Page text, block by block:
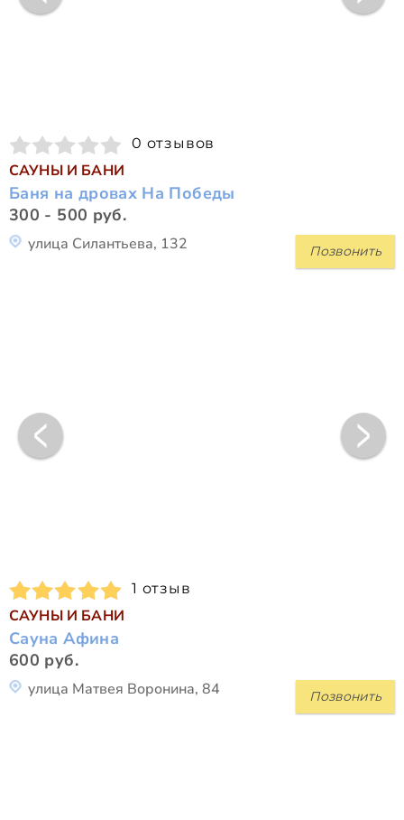
0 отзывов
САУНЫ И БАНИ
Баня на дровах На Победы
300 - 500 руб.
Позвонить
улица Силантьева, 132
1 отзыв
САУНЫ И БАНИ
Сауна Афина
600 руб.
Позвонить
улица Матвея Воронина, 84